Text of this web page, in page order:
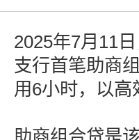
2025年7月11
支行首笔助商
用6小时，以